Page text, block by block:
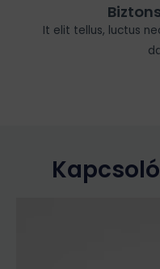
It elit tellus, luctus